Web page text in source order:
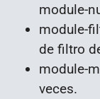
module-
module-
de filtro
module-
veces.